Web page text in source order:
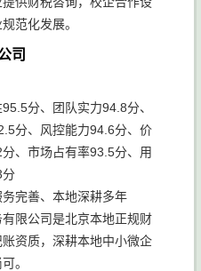
范化发展。
司
分、团队实力94.8分、
分、风控能力94.6分、价
、市场占有率93.5分、用
分
完善、本地深耕多年
限公司是北京本地正规财
资质，深耕本地中小微企
。